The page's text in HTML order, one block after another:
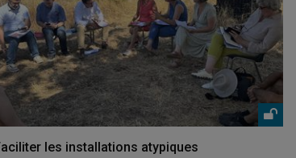
les installations atypiques